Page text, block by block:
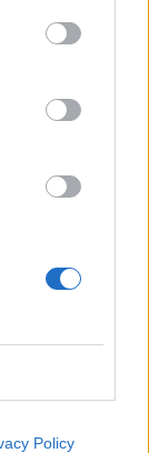
Policy